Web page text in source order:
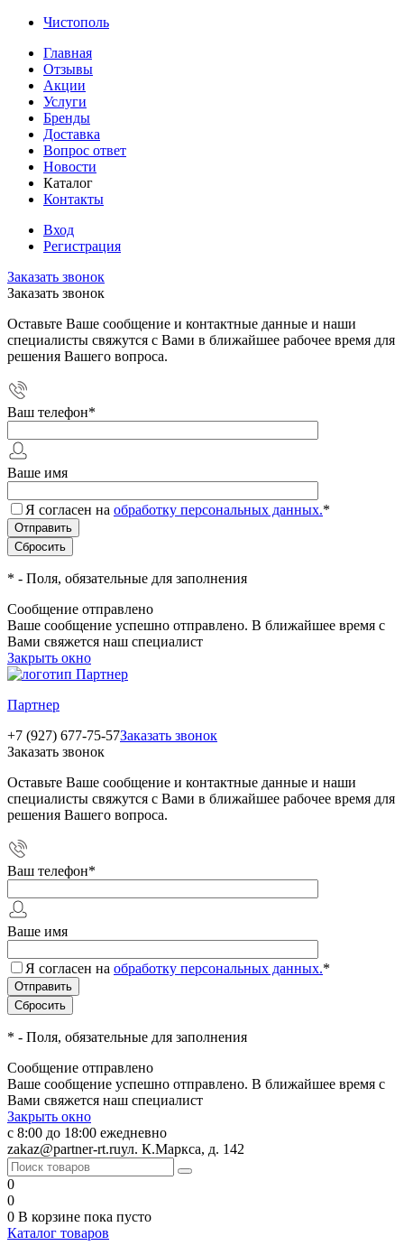
Чистополь
Главная
Отзывы
Акции
Услуги
Бренды
Доставка
Вопрос ответ
Новости
Каталог
Контакты
Вход
Регистрация
Заказать звонок
Заказать звонок
Оставьте Ваше сообщение и контактные данные и наши
специалисты свяжутся с Вами в ближайшее рабочее время для
решения Вашего вопроса.
Ваш телефон*
Ваше имя
Я согласен на обработку персональных данных.*
* - Поля, обязательные для заполнения
Сообщение отправлено
Ваше сообщение успешно отправлено. В ближайшее время с
Вами свяжется наш специалист
Закрыть окно
Партнер
+7 (927) 677-75-57Заказать звонок
Заказать звонок
Оставьте Ваше сообщение и контактные данные и наши
специалисты свяжутся с Вами в ближайшее рабочее время для
решения Вашего вопроса.
Ваш телефон*
Ваше имя
Я согласен на обработку персональных данных.*
* - Поля, обязательные для заполнения
Сообщение отправлено
Ваше сообщение успешно отправлено. В ближайшее время с
Вами свяжется наш специалист
Закрыть окно
с 8:00 до 18:00 ежедневно
zakaz@partner-rt.ruул. К.Маркса, д. 142
0
0
0 В корзине пока пусто
Каталог товаров